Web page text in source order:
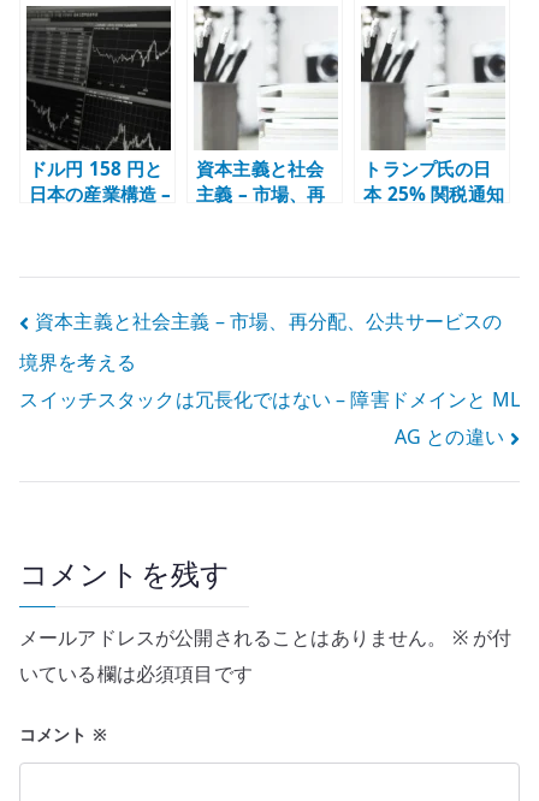
te
r
ドル円 158 円と
日本の産業構造 –
負担を見る
資本主義と社会
主義 – 市場、再
える
トランプ氏の日
本 25% 関税通知
転嫁の問題
投
稿
ナ
ビ
ー
シ
ョ
ン
資本主義と社会主義 – 市場、再分配、公共サービスの
境界を考える
スイッチスタックは冗長化ではない – 障害ドメインと ML
AG との違い
コメントを残す
メールアドレスが公開されることはありません。 ※が付
いている欄は必須項目です
コメント ※